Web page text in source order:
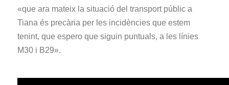
«que ara mateix la situació del transport públic a
Tiana és precària per les incidències que estem
tenint, que espero que siguin puntuals, a les línies
M30 i B29».